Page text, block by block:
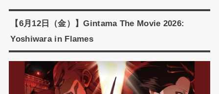
【6月12日（金）】Gintama The Movie 2026:
Yoshiwara in Flames